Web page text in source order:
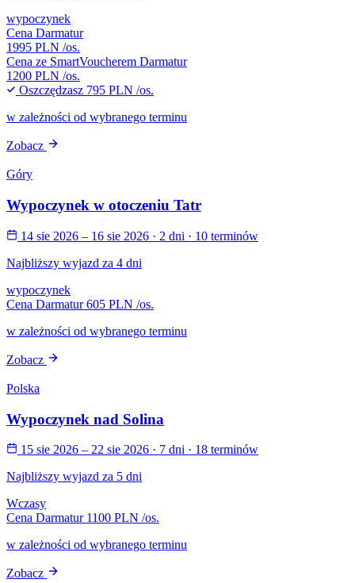
wypoczynek
Cena Darmatur
1995 PLN /os.
Cena ze SmartVoucherem Darmatur
1200 PLN /os.
Oszczędzasz 795 PLN /os.
w zależności od wybranego terminu
Zobacz
Góry
Wypoczynek w otoczeniu Tatr
14 sie 2026 – 16 sie 2026 · 2 dni · 10 terminów
Najbliższy wyjazd za 4 dni
wypoczynek
Cena Darmatur 605 PLN /os.
w zależności od wybranego terminu
Zobacz
Polska
Wypoczynek nad Solina
15 sie 2026 – 22 sie 2026 · 7 dni · 18 terminów
Najbliższy wyjazd za 5 dni
Wczasy
Cena Darmatur 1100 PLN /os.
w zależności od wybranego terminu
Zobacz